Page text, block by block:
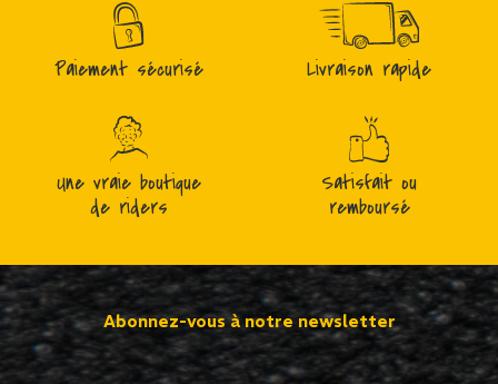
Paiement sécurisé Livraison rapide
Une vraie boutique
de riders
Satisfait ou
remboursé
Abonnez-vous à notre newsletter